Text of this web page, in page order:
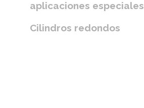
aplicaciones especiales
Cilindros redondos